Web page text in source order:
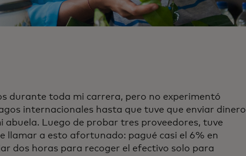
durante toda mi carrera, pero no experimentó
internacionales hasta que tuve que enviar dinero
Luego de probar tres proveedores, tuve
llamar a esto afortunado: pagué casi el 6% en
dos horas para recoger el efectivo solo para